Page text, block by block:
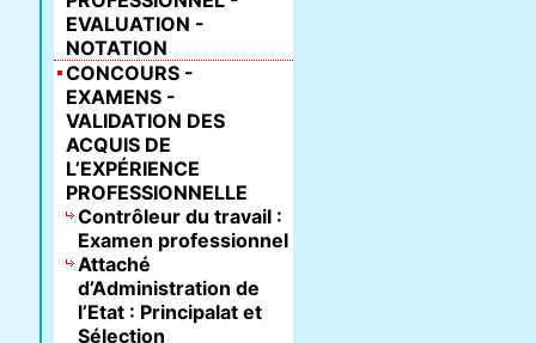
EVALUATION -
NOTATION
CONCOURS -
EXAMENS -
VALIDATION DES
ACQUIS DE
L’EXPÉRIENCE
PROFESSIONNELLE
Contrôleur du travail :
Examen professionnel
Attaché
d’Administration de
l’Etat : Principalat et
Sélection